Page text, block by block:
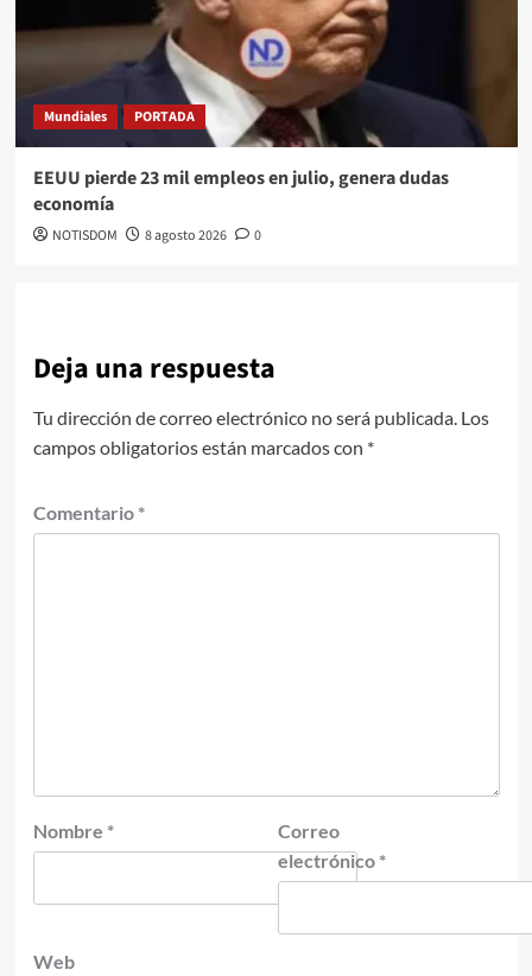
Mundiales PORTADA
EEUU pierde 23 mil empleos en julio, genera dudas
economía
NOTISDOM 8 agosto 2026 0
Deja una respuesta
Tu dirección de correo electrónico no será publicada. Los
campos obligatorios están marcados con *
Comentario *
Nombre *
Correo
electrónico *
Web